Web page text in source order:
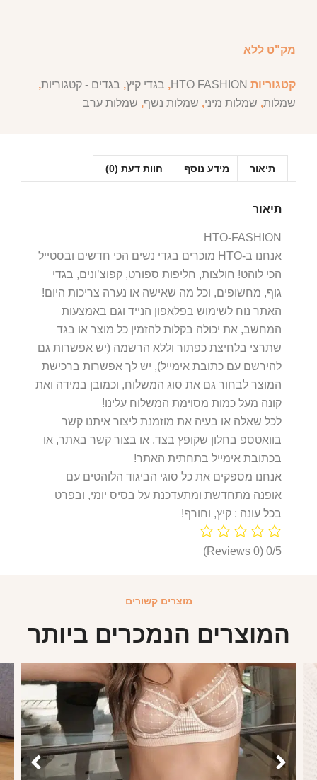
מק"ט ללא
קטגוריות HTO FASHION
, בגדי קיץ, בגדים - קטגוריות,
שמלות, שמלות מיני, שמלות נשף, שמלות ערב
תיאור מידע נוסף חוות דעת (0)
תיאור
HTO-FASHION
אנחנו ב-HTO מוכרים בגדי נשים הכי חדשים ובסטייל
הכי לוהט! חולצות, חליפות ספורט, קפוצ’ונים, בגדי
גוף, מחשופים, וכל מה שאישה או נערה צריכות היום!
האתר נוח לשימוש בפלאפון הנייד וגם באמצעות
המחשב, את יכולה בקלות להזמין כל מוצר או בגד
שתרצי בלחיצת כפתור וללא הרשמה (יש אפשרות גם
להירשם עם כתובת אימייל), יש לך אפשרות ברכישת
המוצר לבחור גם את סוג המשלוח, וכמובן במידה ואת
קונה מעל כמות מסוימת המשלוח עלינו!
לכל שאלה או בעיה את מוזמנת ליצור איתנו קשר
בוואטספ בחלון שקופץ בצד, או בצור קשר באתר, או
בכתובת אימייל בתחתית האתר!
אנחנו מספקים את כל סוגי הביגוד הלוהטים עם
אופנה מתחדשת ומתעדכנת על בסיס יומי, ובפרט
בכל עונה : קיץ, וחורף!
0/5
(0 Reviews)
מוצרים קשורים
המוצרים הנמכרים ביותר